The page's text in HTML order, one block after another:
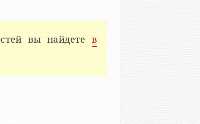
вы найдете в